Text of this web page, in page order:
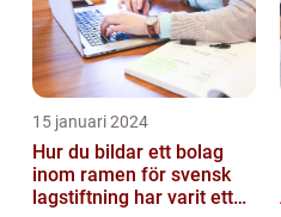
15 januari 2024
Hur du bildar ett bolag
inom ramen för svensk
lagstiftning har varit ett